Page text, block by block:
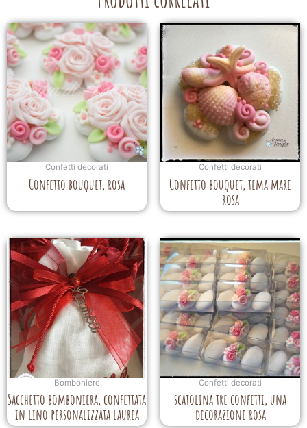
Confetti decorati
Confetto bouquet, rosa
Confetti decorati
Confetto bouquet, tema mare
rosa
Bomboniere
Sacchetto bomboniera, confettata
in lino personalizzata laurea
Confetti decorati
scatolina tre confetti, una
decorazione rosa